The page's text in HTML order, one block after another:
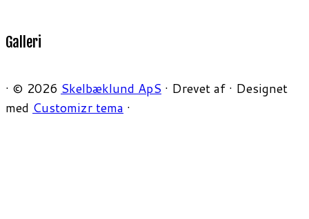
Galleri
· © 2026 Skelbæklund ApS · Drevet af · Designet
med Customizr tema ·